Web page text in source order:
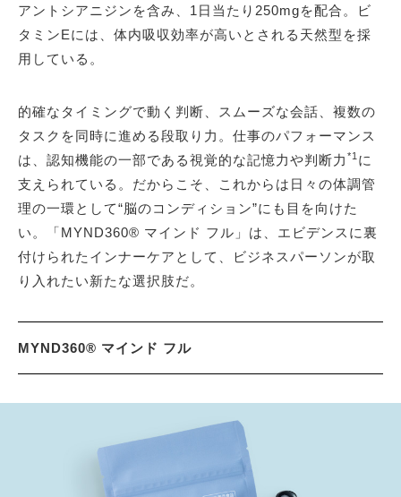
アントシアニジンを含み、1日当たり250mgを配合。ビ
タミンEには、体内吸収効率が高いとされる天然型を採
用している。
的確なタイミングで動く判断、スムーズな会話、複数の
タスクを同時に進める段取り力。仕事のパフォーマンス
は、認知機能の一部である視覚的な記憶力や判断力 *1に
支えられている。だからこそ、これからは日々の体調管
理の一環として“脳のコンディション”にも目を向けた
い。「MYND360® マインド フル」は、エビデンスに裏
付けられたインナーケアとして、ビジネスパーソンが取
り入れたい新たな選択肢だ。
MYND360® マインド フル